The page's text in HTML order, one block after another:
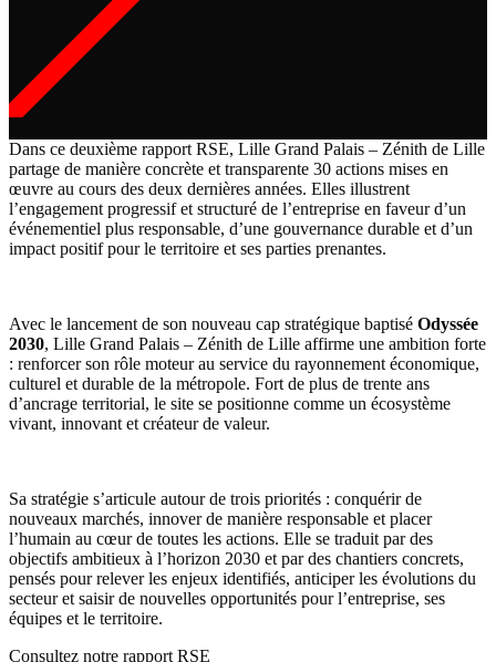
Dans ce deuxième rapport RSE, Lille Grand Palais – Zénith de Lille
partage de manière concrète et transparente 30 actions mises en
œuvre au cours des deux dernières années. Elles illustrent
l’engagement progressif et structuré de l’entreprise en faveur d’un
événementiel plus responsable, d’une gouvernance durable et d’un
impact positif pour le territoire et ses parties prenantes.
Avec le lancement de son nouveau cap stratégique baptisé Odyssée
2030, Lille Grand Palais – Zénith de Lille affirme une ambition forte
: renforcer son rôle moteur au service du rayonnement économique,
culturel et durable de la métropole. Fort de plus de trente ans
d’ancrage territorial, le site se positionne comme un écosystème
vivant, innovant et créateur de valeur.
Sa stratégie s’articule autour de trois priorités : conquérir de
nouveaux marchés, innover de manière responsable et placer
l’humain au cœur de toutes les actions. Elle se traduit par des
objectifs ambitieux à l’horizon 2030 et par des chantiers concrets,
pensés pour relever les enjeux identifiés, anticiper les évolutions du
secteur et saisir de nouvelles opportunités pour l’entreprise, ses
équipes et le territoire.
Consultez notre rapport RSE